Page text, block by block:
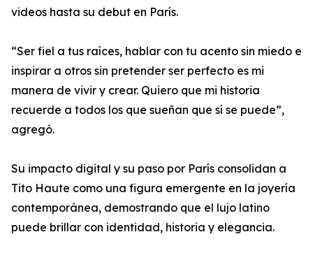
videos hasta su debut en París.
“Ser fiel a tus raíces, hablar con tu acento sin miedo e
inspirar a otros sin pretender ser perfecto es mi
manera de vivir y crear. Quiero que mi historia
recuerde a todos los que sueñan que sí se puede”,
agregó.
Su impacto digital y su paso por París consolidan a
Tito Haute como una figura emergente en la joyería
contemporánea, demostrando que el lujo latino
puede brillar con identidad, historia y elegancia.